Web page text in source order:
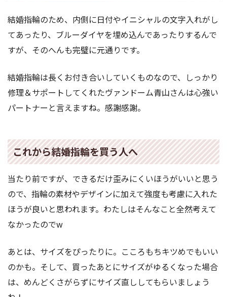
結婚指輪のため、内側に日付やイニシャルの文字入れがし
てあったり、ブルーダイヤを埋め込んであったりするんで
すが、そのへんも完璧に元通りです。
結婚指輪は長くお付き合いしていくものなので、しっかり
修理＆サポートしてくれたヴァンドーム青山さんは心強い
パートナーと言えますね。感謝感謝。
これから結婚指輪を買う人へ
当たり前ですが、できるだけ歪みにくいほうがいいと思う
ので、指輪の素材やデザインに加えて強度も考慮に入れた
ほうが良いと思われます。わたしはそんなこと全然考えて
なかったのでw
あとは、サイズをぴったりに。こころもちキツめでもいい
のかも。そして、買ったあとにサイズがゆるくなった場合
は、めんどくさがらずにサイズ直ししてもらいましょう